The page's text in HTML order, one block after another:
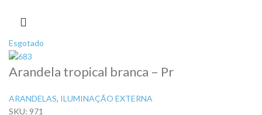
Esgotado
Arandela tropical branca – Pr
ARANDELAS, ILUMINAÇÃO EXTERNA
SKU: 971